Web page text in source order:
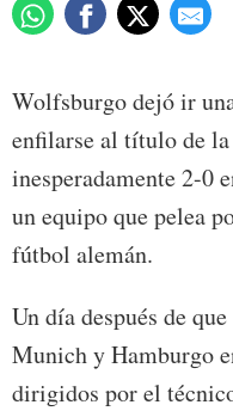
Wolfsburgo dejó ir
enfilarse al título de
inesperadamente 2-0
un equipo que pelea
fútbol alemán.
Un día después de
Munich y Hamburgo
dirigidos por el